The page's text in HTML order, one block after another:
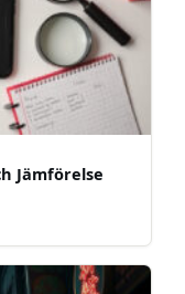
Jämförelse